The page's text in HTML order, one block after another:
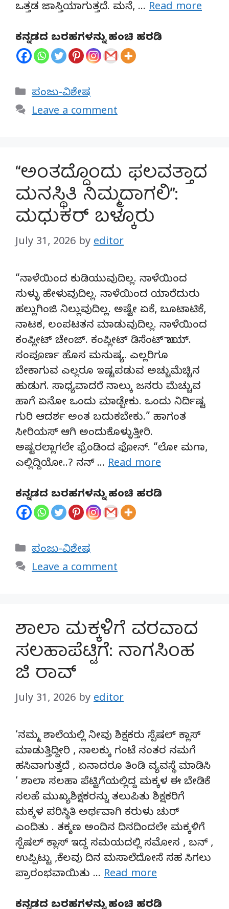
ಒತ್ತಡ ಜಾಸ್ತಿಯಾಗುತ್ತದೆ. ಮನೆ, … Read more
ಕನ್ನಡದ ಬರಹಗಳನ್ನು ಹಂಚಿ ಹರಡಿ
Categories
ಪಂಜು-ವಿಶೇಷ
Leave a comment
“ಅಂತದ್ದೊಂದು ಫಲವತ್ತಾದ
ಮನಸ್ಥಿತಿ ನಿಮ್ಮದಾಗಲಿ”:
ಮಧುಕರ್ ಬಳ್ಕೂರು
July 31, 2026 by editor
“ನಾಳೆಯಿಂದ ಕುಡಿಯುವುದಿಲ್ಲ. ನಾಳೆಯಿಂದ
ಸುಳ್ಳು ಹೇಳುವುದಿಲ್ಲ. ನಾಳೆಯಿಂದ ಯಾರೆದುರು
ಹಲ್ಲುಗಿಂಜಿ ನಿಲ್ಲುವುದಿಲ್ಲ. ಅಷ್ಟೇ ಏಕೆ, ಬೂಟಾಟಿಕೆ,
ನಾಟಕ, ಲಂಪಟತನ ಮಾಡುವುದಿಲ್ಲ. ನಾಳೆಯಿಂದ
ಕಂಪ್ಲೀಟ್ ಚೇಂಜ್. ಕಂಪ್ಲೀಟ್ ಡಿಸೆಂಟ್ ಬಾಯ್.
ಸಂಪೂರ್ಣ ಹೊಸ ಮನುಷ್ಯ. ಎಲ್ಲರಿಗೂ
ಬೇಕಾಗುವ ಎಲ್ಲರೂ ಇಷ್ಟಪಡುವ ಅಚ್ಚುಮೆಚ್ಚಿನ
ಹುಡುಗ. ಸಾಧ್ಯವಾದರೆ ನಾಲ್ಕು ಜನರು ಮೆಚ್ಚುವ
ಹಾಗೆ ಏನೋ ಒಂದು ಮಾಡ್ಬೇಕು. ಒಂದು ನಿರ್ದಿಷ್ಟ
ಗುರಿ ಆದರ್ಶ ಅಂತ ಬದುಕಬೇಕು.” ಹಾಗಂತ
ಸೀರಿಯಸ್ ಆಗಿ ಅಂದುಕೊಳ್ಳುತ್ತೀರಿ.
ಅಷ್ಟರಲ್ಲಾಗಲೇ ಫ್ರೆಂಡಿಂದ ಫೋನ್. “ಲೋ ಮಗಾ,
ಎಲ್ಲಿದ್ದಿಯೋ..? ನನ್ … Read more
ಕನ್ನಡದ ಬರಹಗಳನ್ನು ಹಂಚಿ ಹರಡಿ
Categories
ಪಂಜು-ವಿಶೇಷ
Leave a comment
ಶಾಲಾ ಮಕ್ಕಳಿಗೆ ವರವಾದ
ಸಲಹಾಪೆಟ್ಟಿಗೆ: ನಾಗಸಿಂಹ
ಜಿ ರಾವ್
July 31, 2026 by editor
‘ನಮ್ಮ ಶಾಲೆಯಲ್ಲಿ ನೀವು ಶಿಕ್ಷಕರು ಸ್ಪೆಷಲ್ ಕ್ಲಾಸ್
ಮಾಡುತ್ತಿದ್ದೀರಿ , ನಾಲಕ್ಕು ಗಂಟೆ ನಂತರ ನಮಗೆ
ಹಸಿವಾಗುತ್ತದೆ , ಏನಾದರೂ ತಿಂಡಿ ವ್ಯವಸ್ಥೆ ಮಾಡಿಸಿ
‘ ಶಾಲಾ ಸಲಹಾ ಪೆಟ್ಟಿಗೆಯಲ್ಲಿದ್ದ ಮಕ್ಕಳ ಈ ಬೇಡಿಕೆ
ಸಲಹೆ ಮುಖ್ಯಶಿಕ್ಷಕರನ್ನು ತಲುಪಿತು ಶಿಕ್ಷಕರಿಗೆ
ಮಕ್ಕಳ ಪರಿಸ್ಥಿತಿ ಅರ್ಥವಾಗಿ ಕರುಳು ಚುರ್
ಎಂದಿತು . ತಕ್ಶಣ ಅಂದಿನ ದಿನದಿಂದಲೇ ಮಕ್ಕಳಿಗೆ
ಸ್ಪೆಷಲ್ ಕ್ಲಾಸ್ ಇದ್ದ ಸಮಯದಲ್ಲಿ ಸಮೋಸ , ಬನ್ ,
ಉಪ್ಪಿಟ್ಟು ,ಕೆಲವು ದಿನ ಮಸಾಲೆದೋಸೆ ಸಹ ಸಿಗಲು
ಪ್ರಾರಂಭವಾಯಿತು … Read more
ಕನ್ನಡದ ಬರಹಗಳನ್ನು ಹಂಚಿ ಹರಡಿ